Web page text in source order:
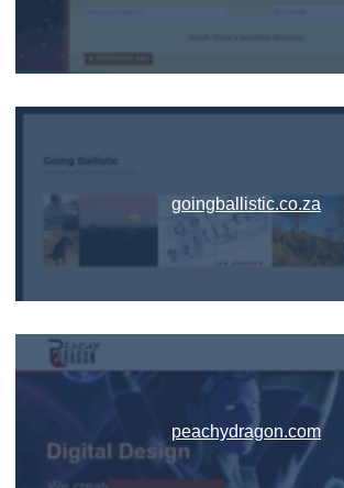
goingballistic.co.za
peachydragon.com